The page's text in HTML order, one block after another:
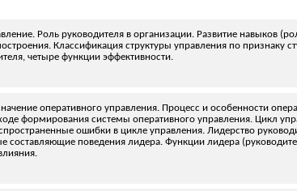
Роль руководителя в организации. Развитие навыков
Классификация структуры управления по признаку
четыре функции эффективности.
оперативного управления. Процесс и особенности
формирования системы оперативного управления. Цикл
ошибки в цикле управления. Лидерство
составляющие поведения лидера. Функции лидера